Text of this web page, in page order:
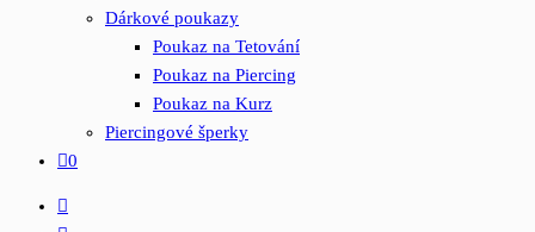
Dárkové poukazy
Poukaz na Tetování
Poukaz na Piercing
Poukaz na Kurz
Piercingové šperky
0